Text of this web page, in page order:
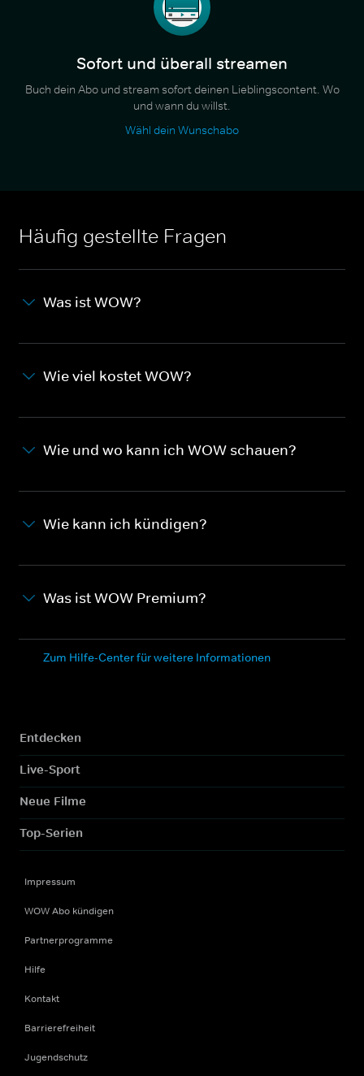
Sofort und überall streamen
Buch dein Abo und stream sofort deinen Lieblingscontent. Wo
und wann du willst.
Wähl dein Wunschabo
Häufig gestellte Fragen
Was ist WOW?
Wie viel kostet WOW?
Wie und wo kann ich WOW schauen?
Wie kann ich kündigen?
Was ist WOW Premium?
Zum Hilfe-Center für weitere Informationen
Entdecken
Live-Sport
Neue Filme
Top-Serien
Impressum
WOW Abo kündigen
Partnerprogramme
Hilfe
Kontakt
Barrierefreiheit
Jugendschutz